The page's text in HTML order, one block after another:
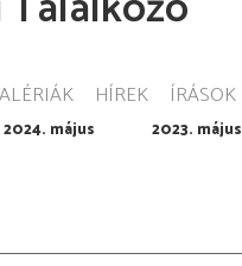
HÍREK ÍRÁSOK
2024. május 2023. május